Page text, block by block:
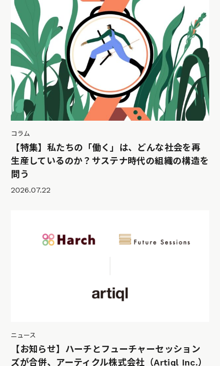
コラム
【特集】私たちの「働く」は、どんな社会を再
生産しているのか？サステナ時代の組織の構造を
問う
2026.07.22
ニュース
【お知らせ】ハーチとフューチャーセッション
ズが合併、アーティクル株式会社（Artiql Inc.）